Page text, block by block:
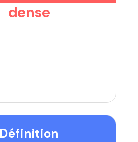
dense
Définition